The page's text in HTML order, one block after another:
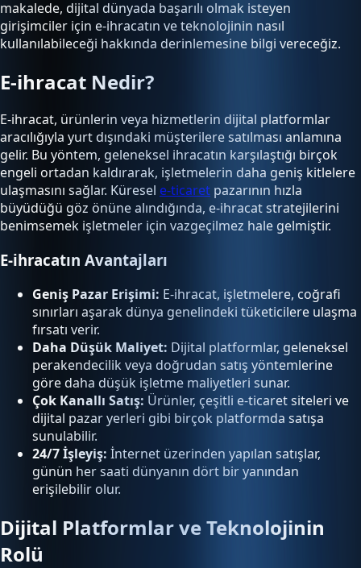
makalede, dijital dünyada başarılı olmak isteyen
girişimciler için e-ihracatın ve teknolojinin nasıl
kullanılabileceği hakkında derinlemesine bilgi vereceğiz.
E-ihracat Nedir?
E-ihracat, ürünlerin veya hizmetlerin dijital platformlar
aracılığıyla yurt dışındaki müşterilere satılması anlamına
gelir. Bu yöntem, geleneksel ihracatın karşılaştığı birçok
engeli ortadan kaldırarak, işletmelerin daha geniş kitlelere
ulaşmasını sağlar. Küresel e-ticaret pazarının hızla
büyüdüğü göz önüne alındığında, e-ihracat stratejilerini
benimsemek işletmeler için vazgeçilmez hale gelmiştir.
E-ihracatın Avantajları
Geniş Pazar Erişimi: E-ihracat, işletmelere, coğrafi
sınırları aşarak dünya genelindeki tüketicilere ulaşma
fırsatı verir.
Daha Düşük Maliyet: Dijital platformlar, geleneksel
perakendecilik veya doğrudan satış yöntemlerine
göre daha düşük işletme maliyetleri sunar.
Çok Kanallı Satış: Ürünler, çeşitli e-ticaret siteleri ve
dijital pazar yerleri gibi birçok platformda satışa
sunulabilir.
24/7 İşleyiş: İnternet üzerinden yapılan satışlar,
günün her saati dünyanın dört bir yanından
erişilebilir olur.
Dijital Platformlar ve Teknolojinin
Rolü